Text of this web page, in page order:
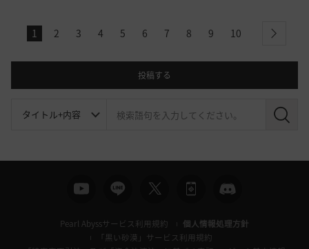
1 2 3 4 5 6 7 8 9 10 next
投稿する
検
Pearl Abyssサービス利用規約
個人情報処理方針
「黒い砂漠」サービス利用規約